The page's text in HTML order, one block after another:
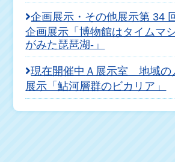
企画展示・その他展示第 34
企画展示「博物館はタイムマ
がみた琵琶湖-」
現在開催中 Ａ展示室 地域の
展示「鮎河層群のビカリア」